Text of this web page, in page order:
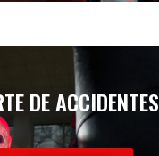
DE ACCIDENTES